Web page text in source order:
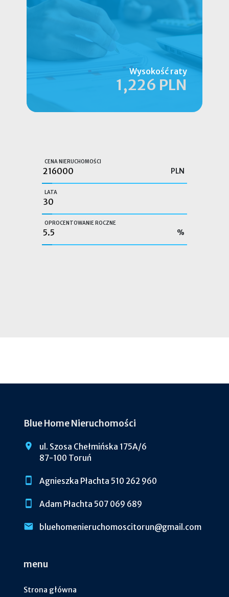
Wysokość raty
1,226 PLN
CENA NIERUCHOMOŚCI
PLN
LATA
OPROCENTOWANIE ROCZNE
%
Blue Home Nieruchomości
ul. Szosa Chełmińska 175A/6
87-100 Toruń
Agnieszka Płachta 510 262 960
Adam Płachta 507 069 689
bluehomenieruchomoscitorun@gmail.com
menu
Strona główna